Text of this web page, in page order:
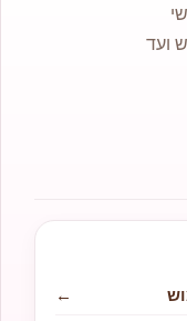
ועד
←